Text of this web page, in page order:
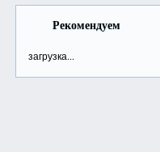
Рекомендуем
загрузка...